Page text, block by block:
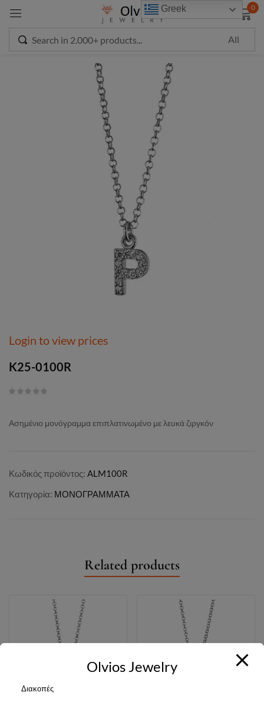
0
Login to view prices
K25-0100R
Ασημένιο μονόγραμμα επιπλατινωμένο με λευκά ζιργκόν
Κωδικός προϊόντος: ALM100R
Κατηγορία: ΜΟΝΟΓΡΑΜΜΑΤΑ
Related products
Greek
Sign in
Remember me
LOG IN
CREATE AN ACCOUNT
modal-check
Olvios Jewelry
Διακοπές